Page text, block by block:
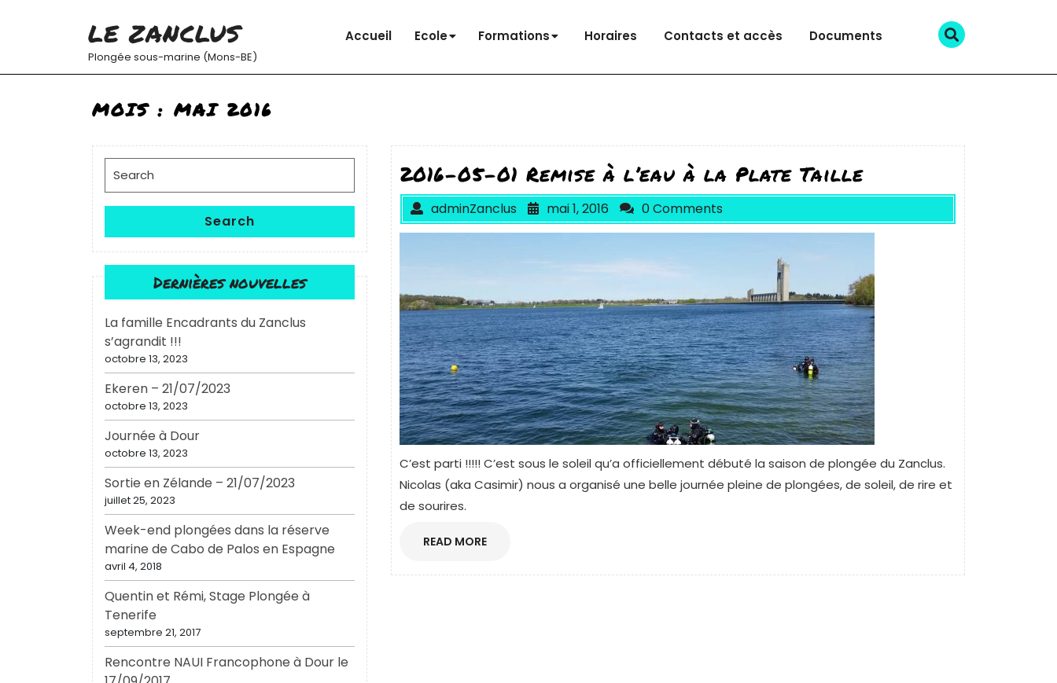
LE ZANCLUS
Plongée sous-marine (Mons-BE)
Accueil Ecole Formations Horaires Contacts et accès Documents
MOIS : MAI 2016
Search
for:
Search
Dernières nouvelles
La famille Encadrants du Zanclus
s’agrandit !!!
octobre 13, 2023
Ekeren – 21/07/2023
octobre 13, 2023
Journée à Dour
octobre 13, 2023
Sortie en Zélande – 21/07/2023
juillet 25, 2023
Week-end plongées dans la réserve
marine de Cabo de Palos en Espagne
avril 4, 2018
Quentin et Rémi, Stage Plongée à
Tenerife
septembre 21, 2017
Rencontre NAUI Francophone à Dour le
2016-05-01 Remise à l’eau à la Plate Taille
adminZanclus mai 1, 2016 0 Comments
C’est parti !!!!! C’est sous le soleil qu’a officiellement débuté la saison de plongée du Zanclus.
Nicolas (aka Casimir) nous a organisé une belle journée pleine de plongées, de soleil, de rire et
de sourires.
READ MOREREAD